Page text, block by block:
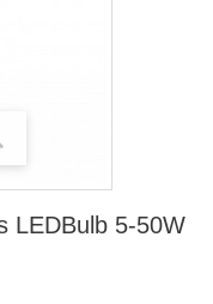
LEDBulb 5-50W